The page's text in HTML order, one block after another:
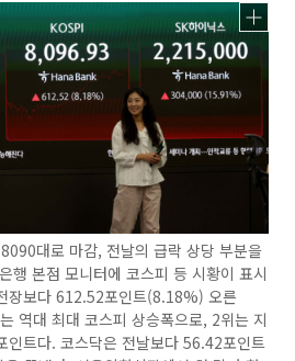
대로 마감, 전날의 급락 상당 부분을
행 본점 모니터에 코스피 등 시황이 표시
장보다 612.52포인트(8.18%) 오른
역대 최대 코스피 상승폭으로, 2위는 지
트다. 코스닥은 전날보다 56.42포인트